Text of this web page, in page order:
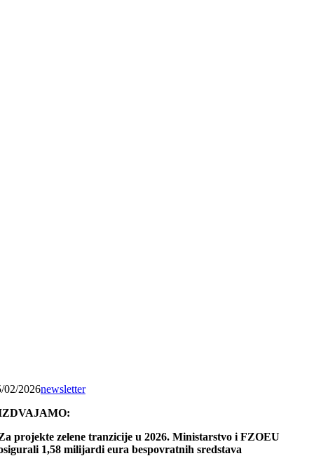
02/2026newsletter
projekte zelene tranzicije u 2026. Ministarstvo i FZOEU
1,58 milijardi eura bespovratnih sredstava